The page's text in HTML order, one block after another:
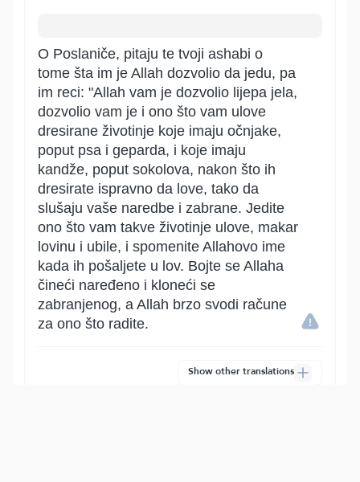
O Poslaniče, pitaju te tvoji ashabi o
tome šta im je Allah dozvolio da jedu, pa
im reci: "Allah vam je dozvolio lijepa jela,
dozvolio vam je i ono što vam ulove
dresirane životinje koje imaju očnjake,
poput psa i geparda, i koje imaju
kandže, poput sokolova, nakon što ih
dresirate ispravno da love, tako da
slušaju vaše naredbe i zabrane. Jedite
ono što vam takve životinje ulove, makar
lovinu i ubile, i spomenite Allahovo ime
kada ih pošaljete u lov. Bojte se Allaha
čineći naređeno i kloneći se
zabranjenog, a Allah brzo svodi račune
za ono što radite.
Show other translations